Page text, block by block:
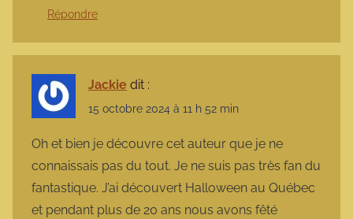
Répondre
Jackie dit :
15 octobre 2024 à 11 h 52 min
Oh et bien je découvre cet auteur que je ne
connaissais pas du tout. Je ne suis pas très fan du
fantastique. J’ai découvert Halloween au Québec
et pendant plus de 20 ans nous avons fêté